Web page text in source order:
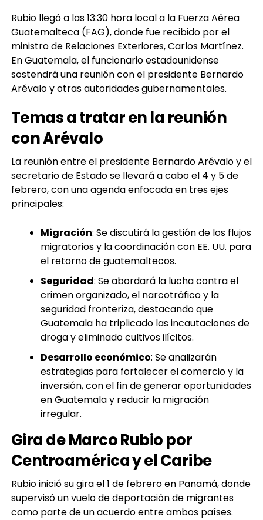
Rubio llegó a las 13:30 hora local a la Fuerza Aérea
Guatemalteca (FAG), donde fue recibido por el
ministro de Relaciones Exteriores, Carlos Martínez.
En Guatemala, el funcionario estadounidense
sostendrá una reunión con el presidente Bernardo
Arévalo y otras autoridades gubernamentales.
Temas a tratar en la reunión
con Arévalo
La reunión entre el presidente Bernardo Arévalo y el
secretario de Estado se llevará a cabo el 4 y 5 de
febrero, con una agenda enfocada en tres ejes
principales:
Migración: Se discutirá la gestión de los flujos
migratorios y la coordinación con EE. UU. para
el retorno de guatemaltecos.
Seguridad: Se abordará la lucha contra el
crimen organizado, el narcotráfico y la
seguridad fronteriza, destacando que
Guatemala ha triplicado las incautaciones de
droga y eliminado cultivos ilícitos.
Desarrollo económico: Se analizarán
estrategias para fortalecer el comercio y la
inversión, con el fin de generar oportunidades
en Guatemala y reducir la migración
irregular.
Gira de Marco Rubio por
Centroamérica y el Caribe
Rubio inició su gira el 1 de febrero en Panamá, donde
supervisó un vuelo de deportación de migrantes
como parte de un acuerdo entre ambos países.